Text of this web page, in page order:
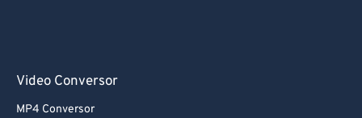
Video Conversor
MP4 Conversor